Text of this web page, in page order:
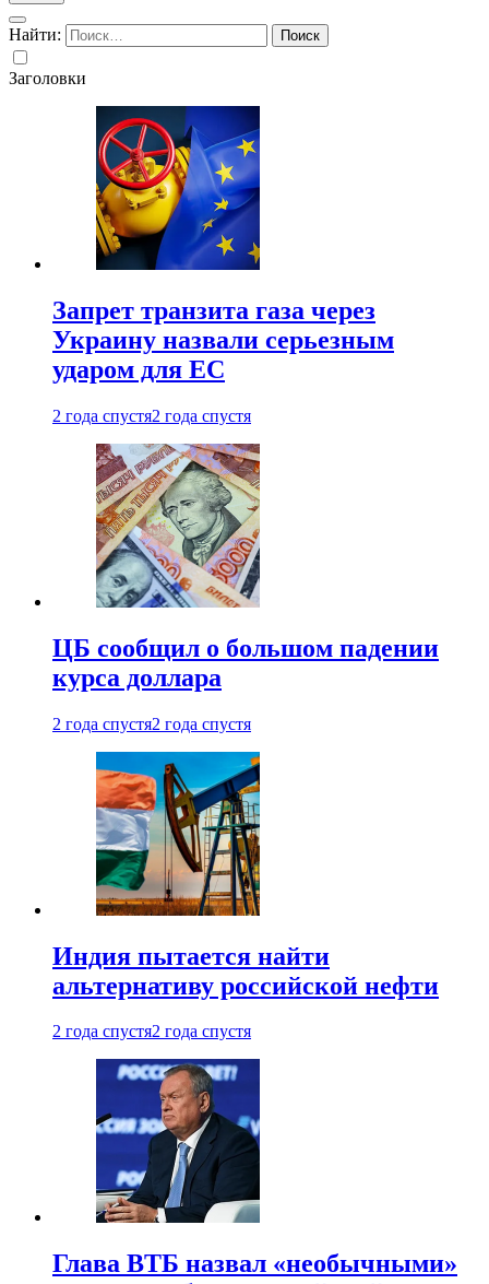
Найти:
Заголовки
Запрет транзита газа через
Украину назвали серьезным
ударом для ЕС
2 года спустя2 года спустя
ЦБ сообщил о большом падении
курса доллара
2 года спустя2 года спустя
Индия пытается найти
альтернативу российской нефти
2 года спустя2 года спустя
Глава ВТБ назвал «необычными»